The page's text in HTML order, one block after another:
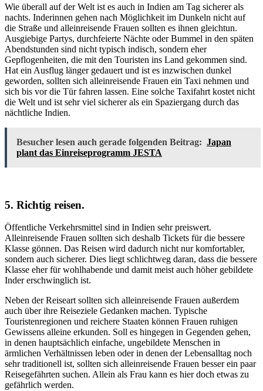
Wie überall auf der Welt ist es auch in Indien am Tag sicherer als
nachts. Inderinnen gehen nach Möglichkeit im Dunkeln nicht auf
die Straße und alleinreisende Frauen sollten es ihnen gleichtun.
Ausgiebige Partys, durchfeierte Nächte oder Bummel in den späten
Abendstunden sind nicht typisch indisch, sondern eher
Gepflogenheiten, die mit den Touristen ins Land gekommen sind.
Hat ein Ausflug länger gedauert und ist es inzwischen dunkel
geworden, sollten sich alleinreisende Frauen ein Taxi nehmen und
sich bis vor die Tür fahren lassen. Eine solche Taxifahrt kostet nicht
die Welt und ist sehr viel sicherer als ein Spaziergang durch das
nächtliche Indien.
Besucher lesen auch gerade folgenden Beitrag: Japan
plant das Einreiseprogramm JESTA
5. Richtig reisen.
Öffentliche Verkehrsmittel sind in Indien sehr preiswert.
Alleinreisende Frauen sollten sich deshalb Tickets für die bessere
Klasse gönnen. Das Reisen wird dadurch nicht nur komfortabler,
sondern auch sicherer. Dies liegt schlichtweg daran, dass die bessere
Klasse eher für wohlhabende und damit meist auch höher gebildete
Inder erschwinglich ist.
Neben der Reiseart sollten sich alleinreisende Frauen außerdem
auch über ihre Reiseziele Gedanken machen. Typische
Touristenregionen und reichere Staaten können Frauen ruhigen
Gewissens alleine erkunden. Soll es hingegen in Gegenden gehen,
in denen hauptsächlich einfache, ungebildete Menschen in
ärmlichen Verhältnissen leben oder in denen der Lebensalltag noch
sehr traditionell ist, sollten sich alleinreisende Frauen besser ein paar
Reisegefährten suchen. Allein als Frau kann es hier doch etwas zu
gefährlich werden.